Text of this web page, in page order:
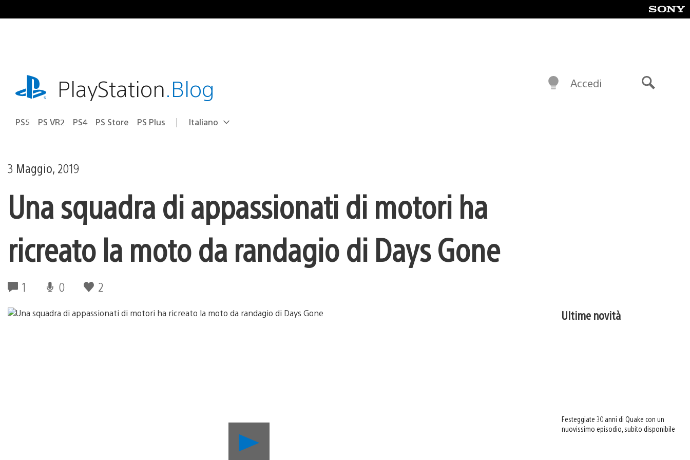
al
playstation.comPlayStation.Blog
PS5 PS VR2 PS4 PS Store PS Plus Seleziona
Regione
Italiano
Accedi
3 Maggio, 2019
Una squadra di appassionati di motori ha
ricreato la moto da randagio di Days Gone
1 0 2
video
Ultime novità
Festeggiate 30 anni di Quake con un
nuovissimo episodio, subito disponibile